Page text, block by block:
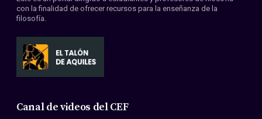
con la finalidad de ofrecer recursos para la enseñanza de la
filosofía.
Canal de videos del CEF